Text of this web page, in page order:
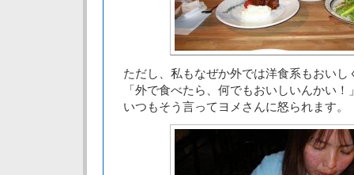
ただし、私もなぜか外では洋食系もおいし
「外で食べたら、何でもおいしいんかい！
いつもそう言ってヨメさんに怒られます。